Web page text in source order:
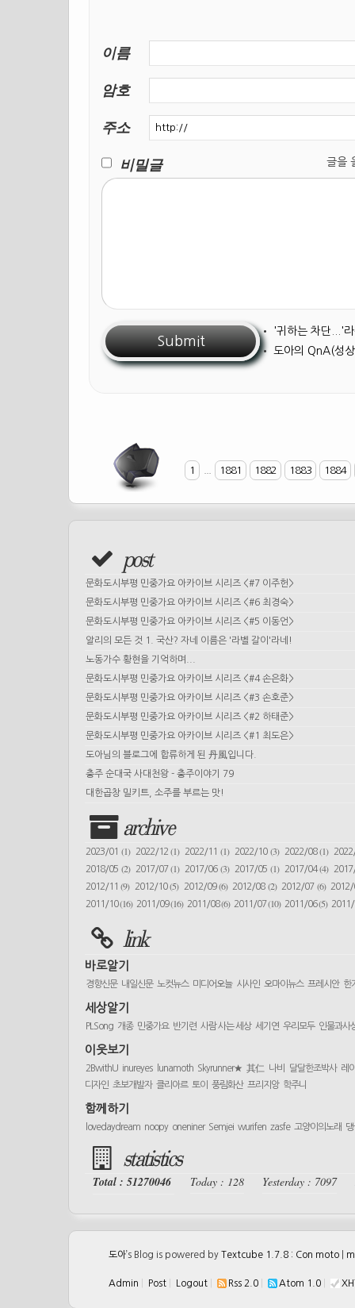
이름
암호
주소
비밀글
글을
• '귀하는 차단...'
• 도아의 QnA(성
1 1881 1882 1883 1884
post
문화도시부평 민중가요 아카이브 시리즈 <#7 이주헌>
문화도시부평 민중가요 아카이브 시리즈 <#6 최경숙>
문화도시부평 민중가요 아카이브 시리즈 <#5 이동언>
알리의 모든 것 1. 국산? 자네 이름은 '라벨 갈이'라네!
노동가수 황현을 기억하며...
문화도시부평 민중가요 아카이브 시리즈 <#4 손은화>
문화도시부평 민중가요 아카이브 시리즈 <#3 손호준>
문화도시부평 민중가요 아카이브 시리즈 <#2 하태준>
문화도시부평 민중가요 아카이브 시리즈 <#1 최도은>
도아님의 블로그에 합류하게 된 丹風입니다.
충주 순대국 사대천왕 - 충주이야기 79
대한곱창 밀키트, 소주를 부르는 맛!
archive
2023/01 (1) 2022/12(1) 2022/11(1) 2022/10 (3) 2022/08(1)
2018/05 (2) 2017/07(1) 2017/06(3) 2017/05 (1) 2017/04(4)
2012/11(9) 2012/10(5) 2012/09(6) 2012/08 (2) 2012/07 (6)
2011/10(16) 2011/09(16) 2011/08(6) 2011/07(10) 2011/06(5)
link
바로알기
경향신문 내일신문 노컷뉴스 미디어오늘 시사인 오마이뉴스 프레시안 한
세상알기
PLSong 개종 민중가요 반기련 사람 사는 세상 세기연 우리모두 인물과사
이웃보기
2BwithU inureyes lunamoth Skyrunner★ 其仁 나비 달달한조박사 레
디자인 초보개발자 클리아르 토이 풍림화산 프리지앙 학주니
함께하기
lovedaydream noopy oneniner Semjei wurifen zasfe 고양이의노래
statistics
Total : 51270046 Today : 128 Yesterday : 7097
도아’s Blog is powered by Textcube 1.7.8 : Con moto
Admin Post Logout Rss 2.0 Atom 1.0